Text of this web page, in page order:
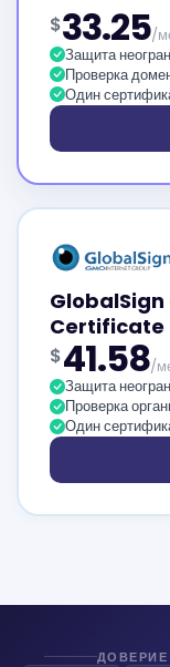
$33.25/
Защита
Проверка
Один
GlobalSign
Certificate
$41.58/
Защита
Проверка
Один